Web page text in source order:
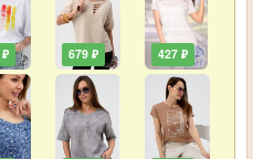
679 ₽ 427 ₽